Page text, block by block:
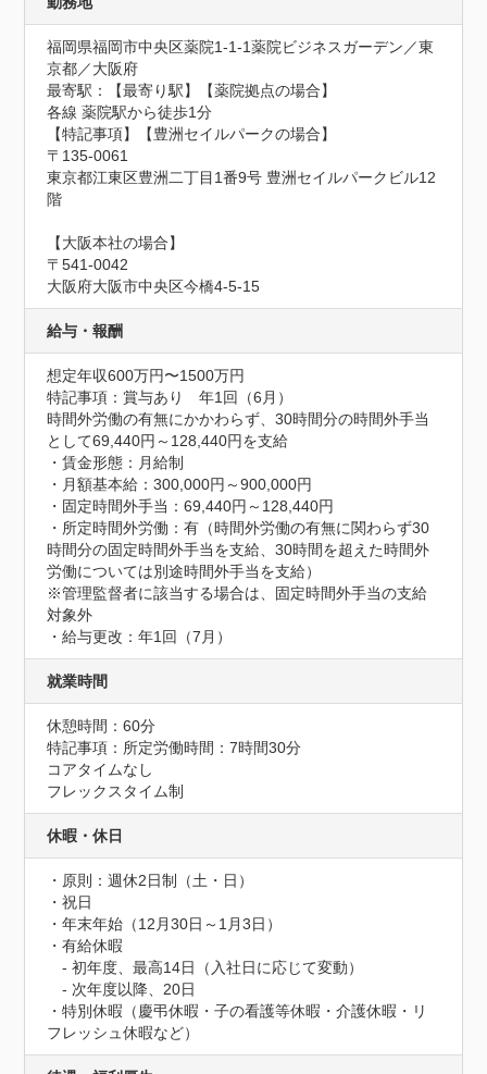
福岡県福岡市中央区薬院1-1-1薬院ビジネスガーデン／東
京都／大阪府
最寄駅：【最寄り駅】【薬院拠点の場合】
各線 薬院駅から徒歩1分
【特記事項】【豊洲セイルパークの場合】
〒135-0061
東京都江東区豊洲二丁目1番9号 豊洲セイルパークビル12
階
【大阪本社の場合】
〒541-0042
大阪府大阪市中央区今橋4-5-15
給与・報酬
想定年収600万円〜1500万円
特記事項：賞与あり　年1回（6月）
時間外労働の有無にかかわらず、30時間分の時間外手当
として69,440円～128,440円を支給
・賃金形態：月給制
・月額基本給：300,000円～900,000円
・固定時間外手当：69,440円～128,440円
・所定時間外労働：有（時間外労働の有無に関わらず30
時間分の固定時間外手当を支給、30時間を超えた時間外
労働については別途時間外手当を支給）
※管理監督者に該当する場合は、固定時間外手当の支給
対象外
・給与更改：年1回（7月）
就業時間
休憩時間：60分
特記事項：所定労働時間：7時間30分
コアタイムなし
フレックスタイム制
休暇・休日
・原則：週休2日制（土・日）
・祝日
・年末年始（12月30日～1月3日）
・有給休暇
- 初年度、最高14日（入社日に応じて変動）
- 次年度以降、20日
・特別休暇（慶弔休暇・子の看護等休暇・介護休暇・リ
フレッシュ休暇など）